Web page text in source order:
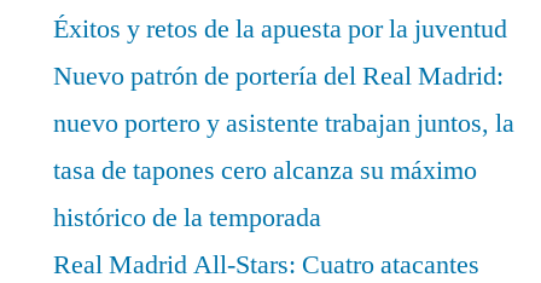
Éxitos y retos de la apuesta por la juventud
Nuevo patrón de portería del Real Madrid:
nuevo portero y asistente trabajan juntos, la
tasa de tapones cero alcanza su máximo
histórico de la temporada
Real Madrid All-Stars: Cuatro atacantes